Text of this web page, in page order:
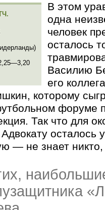
В этом
одна
человек
осталось
Василию
его
которому
форуме
Так что для
осталось
— не знает никто,
«